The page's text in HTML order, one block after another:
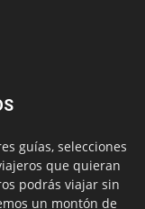
guías, selecciones
que quieran
podrás viajar sin
un montón de